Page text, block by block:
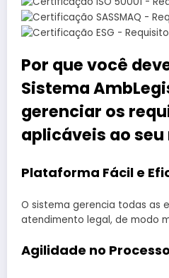
Por que você
Sistema
gerenciar os
aplicáveis ao
Plataforma Fácil e
O sistema gerencia todas as
atendimento legal, de modo
Agilidade no Processo